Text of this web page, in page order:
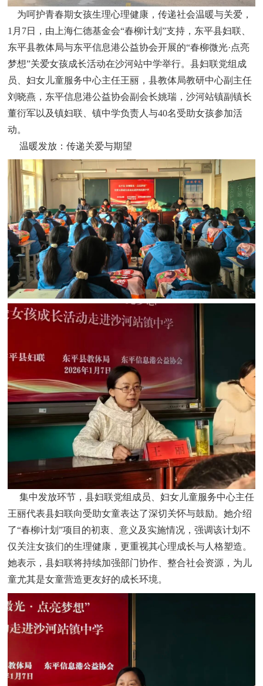
为呵护青春期女孩生理心理健康，传递社会温暖与关爱，
1月7日，由上海仁德基金会“春柳计划”支持，东平县妇联、
东平县教体局与东平信息港公益协会开展的“春柳微光·点亮
梦想”关爱女孩成长活动在沙河站中学举行。县妇联党组成
员、妇女儿童服务中心主任王丽，县教体局教研中心副主任
刘晓燕，东平信息港公益协会副会长姚瑞，沙河站镇副镇长
董衍军以及镇妇联、镇中学负责人与40名受助女孩参加活
动。
温暖发放：传递关爱与期望
集中发放环节，县妇联党组成员、妇女儿童服务中心主任
王丽代表县妇联向受助女童表达了深切关怀与鼓励。她介绍
了“春柳计划”项目的初衷、意义及实施情况，强调该计划不
仅关注女孩们的生理健康，更重视其心理成长与人格塑造。
她表示，县妇联将持续加强部门协作、整合社会资源，为儿
童尤其是女童营造更友好的成长环境。